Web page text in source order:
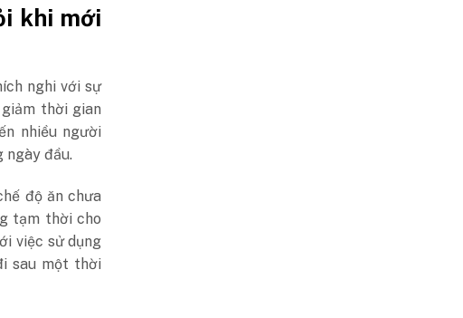
khi mới
nghi với sự
thời gian
nhiều người
ngày đầu.
độ ăn chưa
tạm thời cho
việc sử dụng
sau một thời